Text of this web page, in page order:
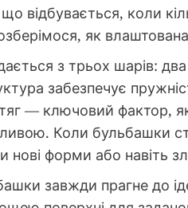
що відбувається, коли
як
з трьох шарів:
забезпечує
— ключовий фактор,
Коли бульбашки
нові форми або навіть
завжди прагне до